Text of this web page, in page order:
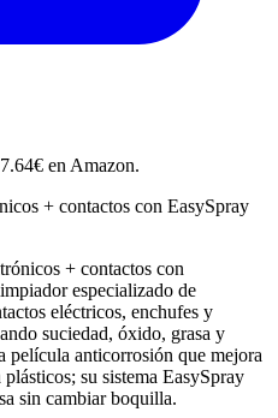
en Amazon.
+ contactos con EasySpray
+ contactos con
especializado de
eléctricos, enchufes y
suciedad, óxido, grasa y
película anticorrosión que mejora
su sistema EasySpray
sin cambiar boquilla.